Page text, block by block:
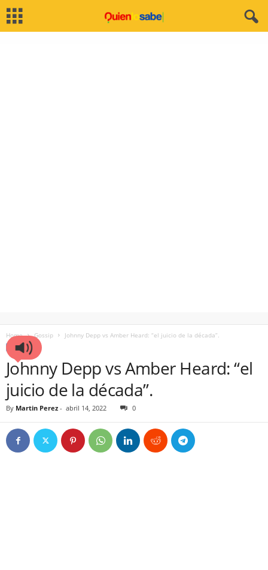
Home Gossip Johnny Depp vs Amber Heard: “el juicio de la década”.
GOSSIP
Johnny Depp vs Amber Heard: “el
juicio de la década”.
By Martin Perez - abril 14, 2022 0